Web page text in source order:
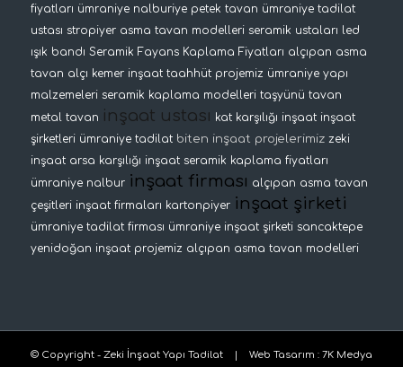
fiyatları ümraniye nalburiye petek tavan ümraniye tadilat
ustası stropiyer asma tavan modelleri seramik ustaları led
ışık bandı Seramik Fayans Kaplama Fiyatları alçıpan asma
tavan alçı kemer inşaat taahhüt projemiz ümraniye yapı
malzemeleri seramik kaplama modelleri taşyünü tavan
metal tavan inşaat ustası kat karşılığı inşaat inşaat
şirketleri ümraniye tadilat biten inşaat projelerimiz zeki
inşaat arsa karşılığı inşaat seramik kaplama fiyatları
ümraniye nalbur inşaat firması alçıpan asma tavan
çeşitleri inşaat firmaları kartonpiyer inşaat şirketi
ümraniye tadilat firması ümraniye inşaat şirketi sancaktepe
yenidoğan inşaat projemiz alçıpan asma tavan modelleri
© Copyright - Zeki İnşaat Yapı Tadilat | Web Tasarım : 7K Medya